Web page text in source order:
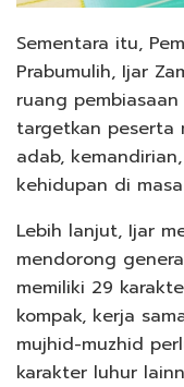
Sementara itu,
Prabumulih, Ijar
ruang
targetkan peserta
adab,
kehidupan di
Lebih lanjut, Ijar
mendorong
memiliki 29
kompak, kerja
mujhid-muzhid
karakter luhur